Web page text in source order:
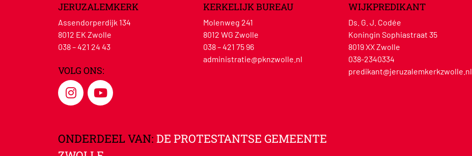
JERUZALEMKERK
Assendorperdijk 134
8012 EK Zwolle
038 – 421 24 43
VOLG ONS:
KERKELIJK BUREAU
Molenweg 241
8012 WG Zwolle
038 – 421 75 96
administratie@pknzwolle.nl
WIJKPREDIKANT
Ds. G. J. Codée
Koningin Sophiastraat 35
8019 XX Zwolle
038-2340334
predikant@jeruzalemkerkzwolle.nl
ONDERDEEL VAN: DE PROTESTANTSE GEMEENTE